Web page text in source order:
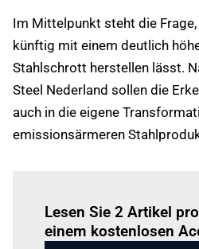
Im Mittelpunkt steht die
künftig mit einem deutlich
Stahlschrott herstellen lässt.
Steel Nederland sollen die
auch in die eigene
emissionsärmeren
Lesen Sie 2 Artikel
einem kostenlosen